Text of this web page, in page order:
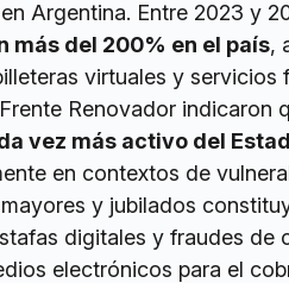
Argentina. Entre 2023 y
más del 200% en el país,
virtuales y servicios
Renovador indicaron
vez más activo del
en contextos de
y jubilados
digitales y fraudes de
electrónicos para el